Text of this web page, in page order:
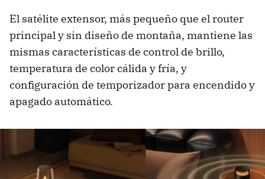
El satélite extensor, más pequeño que el router
principal y sin diseño de montaña, mantiene las
mismas características de control de brillo,
temperatura de color cálida y fría, y
configuración de temporizador para encendido y
apagado automático.